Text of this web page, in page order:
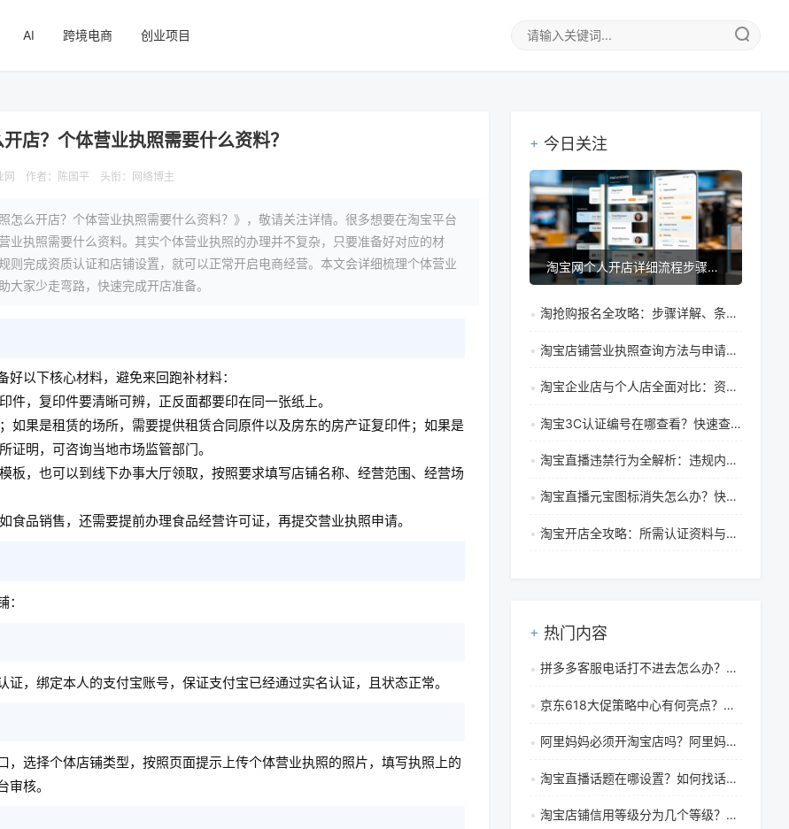
AI 跨境电商 创业项目
店？个体营业执照需要什么资料？
网 作者：陈国平 头衔：网络博主
么开店？个体营业执照需要什么资料？》，敬请关注详情。很多想要在淘宝平台
执照需要什么资料。其实个体营业执照的办理并不复杂，只要准备好对应的材
完成资质认证和店铺设置，就可以正常开启电商经营。本文会详细梳理个体营业
家少走弯路，快速完成开店准备。
以下核心材料，避免来回跑补材料：
件，复印件要清晰可辨，正反面都要印在同一张纸上。
如果是租赁的场所，需要提供租赁合同原件以及房东的房产证复印件；如果是
证明，可咨询当地市场监管部门。
板，也可以到线下办事大厅领取，按照要求填写店铺名称、经营范围、经营场
食品销售，还需要提前办理食品经营许可证，再提交营业执照申请。
，绑定本人的支付宝账号，保证支付宝已经通过实名认证，且状态正常。
选择个体店铺类型，按照页面提示上传个体营业执照的照片，填写执照上的
核。
今日关注
淘宝网个人开店详细流程步骤指南（附保证金类型说明）
淘抢购报名全攻略：步骤详解、条件要求与提高审核通过率技巧
淘宝店铺营业执照查询方法与申请全指南：开店必须办理吗？
淘宝企业店与个人店全面对比：资质、功能、税务差异详解
淘宝3C认证编号在哪查看？快速查询与真伪验证指南
淘宝直播违禁行为全解析：违规内容界定与平台处罚措施
淘宝直播元宝图标消失怎么办？快速解决方法与领取教程
淘宝开店全攻略：所需认证资料与准备清单详解
热门内容
拼多多客服电话打不进去怎么办？有哪些解决办法？
京东618大促策略中心有何亮点？核心功能介绍
阿里妈妈必须开淘宝店吗？阿里妈妈淘宝联盟官网怎么进入
淘宝直播话题在哪设置？如何找话题？
淘宝店铺信用等级分为几个等级？淘宝买家信誉分怎么提升？